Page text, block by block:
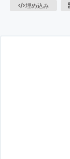
埋め込み